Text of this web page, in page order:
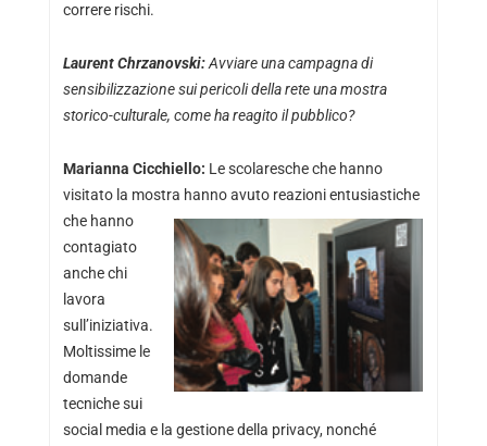
correre rischi.
Laurent Chrzanovski:Avviare una campagna di
sensibilizzazione sui pericoli della rete una mostra
storico-culturale, come ha reagito il pubblico?
Marianna Cicchiello: Le scolaresche che hanno
visitato la mostra hanno avuto reazioni entusiastiche
che hanno
contagiato
anche chi
lavora
sull’iniziativa.
Moltissime le
domande
tecniche sui
social media e la gestione della privacy, nonché